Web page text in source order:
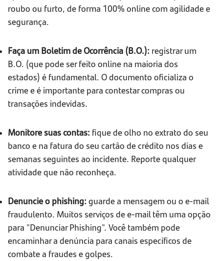
roubo ou furto, de forma 100% online com agilidade e
segurança.
Faça um Boletim de Ocorrência (B.O.): registrar um
B.O. (que pode ser feito online na maioria dos
estados) é fundamental. O documento oficializa o
crime e é importante para contestar compras ou
transações indevidas.
Monitore suas contas: fique de olho no extrato do seu
banco e na fatura do seu cartão de crédito nos dias e
semanas seguintes ao incidente. Reporte qualquer
atividade que não reconheça.
Denuncie o phishing: guarde a mensagem ou o e-mail
fraudulento. Muitos serviços de e-mail têm uma opção
para "Denunciar Phishing". Você também pode
encaminhar a denúncia para canais específicos de
combate a fraudes e golpes.